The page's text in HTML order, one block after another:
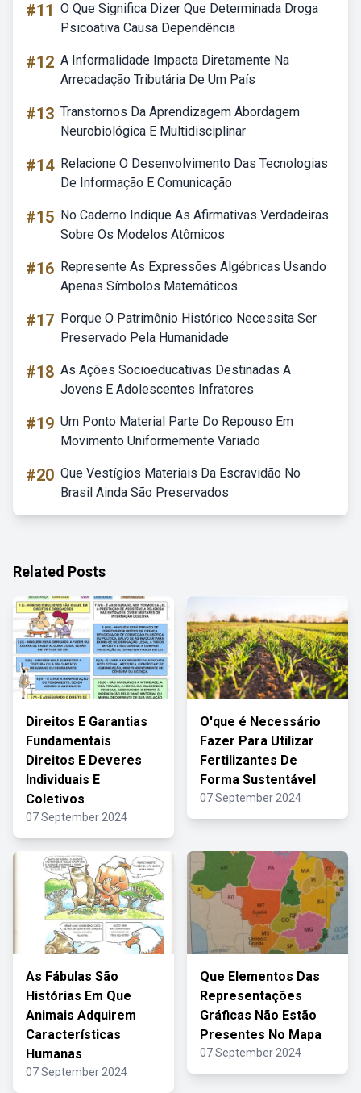
#11 O Que Significa Dizer Que Determinada Droga
Psicoativa Causa Dependência
#12 A Informalidade Impacta Diretamente Na
Arrecadação Tributária De Um País
#13 Transtornos Da Aprendizagem Abordagem
Neurobiológica E Multidisciplinar
#14 Relacione O Desenvolvimento Das Tecnologias
De Informação E Comunicação
#15 No Caderno Indique As Afirmativas Verdadeiras
Sobre Os Modelos Atômicos
#16 Represente As Expressões Algébricas Usando
Apenas Símbolos Matemáticos
#17 Porque O Patrimônio Histórico Necessita Ser
Preservado Pela Humanidade
#18 As Ações Socioeducativas Destinadas A
Jovens E Adolescentes Infratores
#19 Um Ponto Material Parte Do Repouso Em
Movimento Uniformemente Variado
#20 Que Vestígios Materiais Da Escravidão No
Brasil Ainda São Preservados
Related Posts
Direitos E Garantias
Fundamentais
Direitos E Deveres
Individuais E
Coletivos
07 September 2024
O'que é Necessário
Fazer Para Utilizar
Fertilizantes De
Forma Sustentável
07 September 2024
As Fábulas São
Histórias Em Que
Animais Adquirem
Características
Humanas
07 September 2024
Que Elementos Das
Representações
Gráficas Não Estão
Presentes No Mapa
07 September 2024